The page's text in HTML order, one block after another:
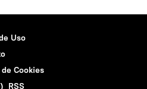
Uso
Cookies
RSS